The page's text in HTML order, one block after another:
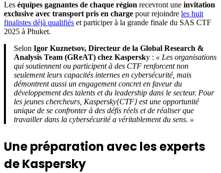
Les équipes gagnantes de chaque région recevront une invitation
exclusive avec transport pris en charge pour rejoindre les huit
finalistes déjà qualifiés et participer à la grande finale du SAS CTF
2025 à Phuket.
Selon Igor Kuznetsov, Directeur de la Global Research &
Analysis Team (GReAT) chez Kaspersky : « Les organisations
qui soutiennent ou participent à des CTF renforcent non
seulement leurs capacités internes en cybersécurité, mais
démontrent aussi un engagement concret en faveur du
développement des talents et du leadership dans le secteur. Pour
les jeunes chercheurs, Kaspersky{CTF} est une opportunité
unique de se confronter à des défis réels et de réaliser que
travailler dans la cybersécurité a véritablement du sens. »
Une préparation avec les experts
de Kaspersky